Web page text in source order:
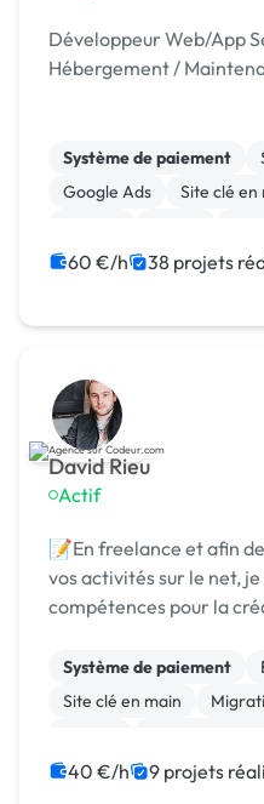
Développeur Web/App
Hébergement /
Système de paiement
Google Ads
Site clé en
60 €/h 38 projets
David Rieu
Actif
📝En freelance et afin
vos activités sur le net,
compétences pour la
commerçant, créateur
libérale,...
Système de paiement
Site clé en main
Experience utilisateur
40 €/h 9 projets